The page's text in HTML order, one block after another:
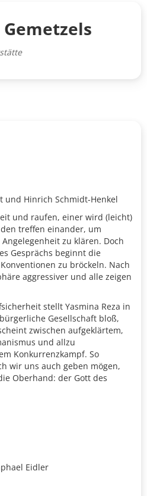
und Hinrich Schmidt-Henkel
und raufen, einer wird (leicht)
treffen einander, um
zu klären. Doch
Gesprächs beginnt die
zu bröckeln. Nach
aggressiver und alle zeigen
stellt Yasmina Reza in
Gesellschaft bloß,
zwischen aufgeklärtem,
und allzu
Konkurrenzkampf. So
wir uns auch geben mögen,
Oberhand: der Gott des
Eidler